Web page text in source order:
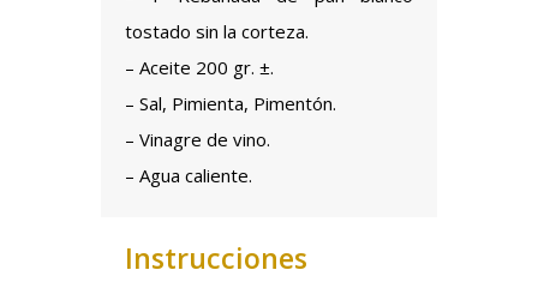
tostado sin la corteza.
– Aceite 200 gr. ±.
– Sal, Pimienta, Pimentón.
– Vinagre de vino.
– Agua caliente.
Instrucciones